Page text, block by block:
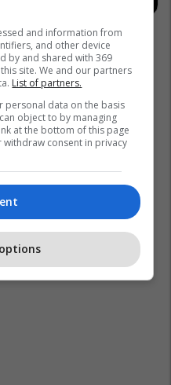
Ylli Hoxha
Dardan Gashi
and information from
and other device
by and shared with 369
site. We and our partners
List of partners.
personal data on the basis
object to by managing
at the bottom of this page
consent in privacy